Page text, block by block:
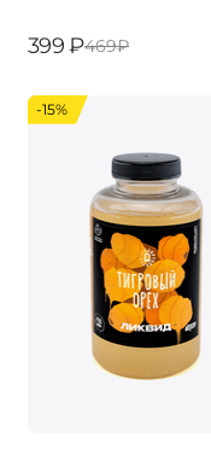
‍399‍ ₽‍469‍₽
-15%